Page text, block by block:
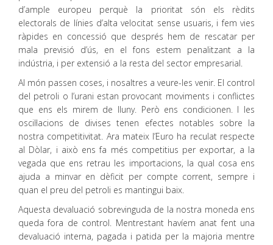
d’ample europeu perquè la prioritat són els rèdits
electorals de línies d’alta velocitat sense usuaris, i fem vies
ràpides en concessió que després hem de rescatar per
mala previsió d’ús, en el fons estem penalitzant a la
indústria, i per extensió a la resta del sector empresarial.
Al món passen coses, i nosaltres a veure-les venir. El control
del petroli o l’urani estan provocant moviments i conflictes
que ens els mirem de lluny. Però ens condicionen. I les
oscil·lacions de divises tenen efectes notables sobre la
nostra competitivitat. Ara mateix l’Euro ha reculat respecte
al Dòlar, i això ens fa més competitius per exportar, a la
vegada que ens retrau les importacions, la qual cosa ens
ajuda a minvar en dèficit per compte corrent, sempre i
quan el preu del petroli es mantingui baix.
Aquesta devaluació sobrevinguda de la nostra moneda ens
queda fora de control. Mentrestant havíem anat fent una
devaluació interna, pagada i patida per la majoria mentre